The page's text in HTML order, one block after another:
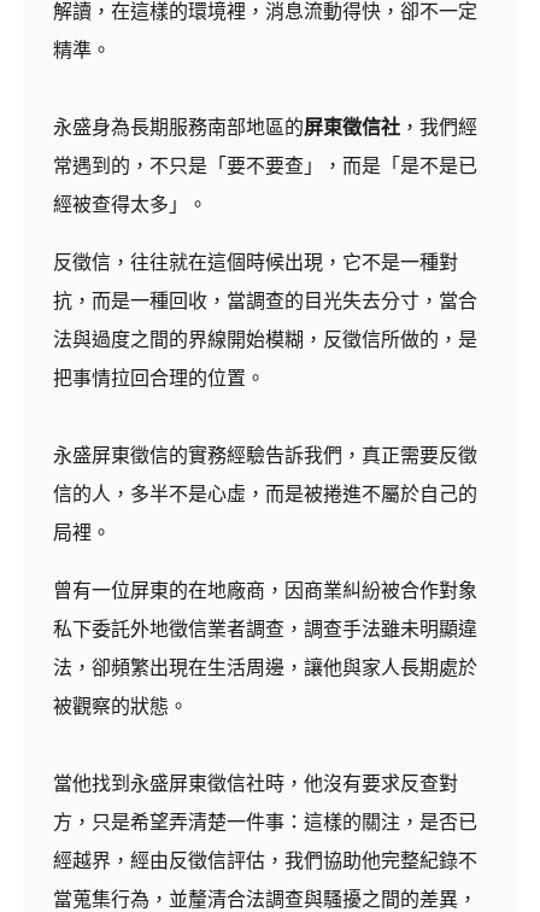
解讀，在這樣的環境裡，消息流動得快，卻不一定
精準。
永盛身為長期服務南部地區的屏東徵信社 ，我們經
常遇到的，不只是「要不要查」，而是「是不是已
經被查得太多」。
反徵信，往往就在這個時候出現，它不是一種對
抗，而是一種回收，當調查的目光失去分寸，當合
法與過度之間的界線開始模糊，反徵信所做的，是
把事情拉回合理的位置。
永盛屏東徵信的實務經驗告訴我們，真正需要反徵
信的人，多半不是心虛，而是被捲進不屬於自己的
局裡。
曾有一位屏東的在地廠商，因商業糾紛被合作對象
私下委託外地徵信業者調查，調查手法雖未明顯違
法，卻頻繁出現在生活周邊，讓他與家人長期處於
被觀察的狀態。
當他找到永盛屏東徵信社時，他沒有要求反查對
方，只是希望弄清楚一件事：這樣的關注，是否已
經越界，經由反徵信評估，我們協助他完整紀錄不
當蒐集行為，並釐清合法調查與騷擾之間的差異，